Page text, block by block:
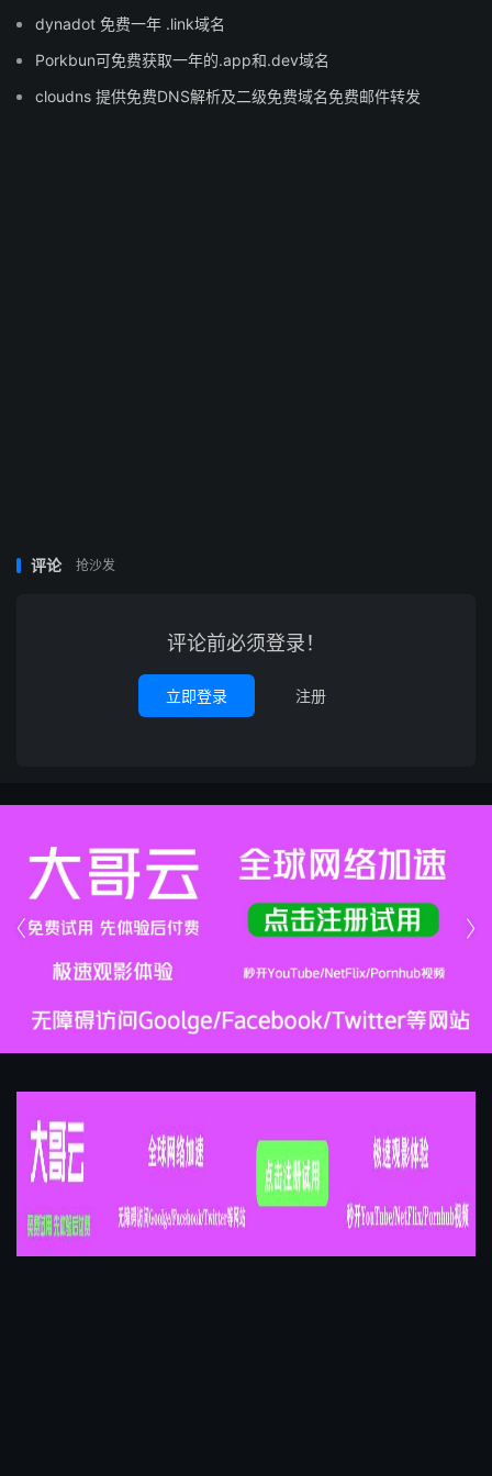
dynadot 免费一年 .link域名
Porkbun可免费获取一年的.app和.dev域名
cloudns 提供免费DNS解析及二级免费域名免费邮件转发
评论 抢沙发
评论前必须登录！
立即登录 注册

